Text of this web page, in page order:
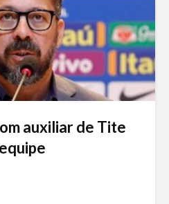
auxiliar de Tite